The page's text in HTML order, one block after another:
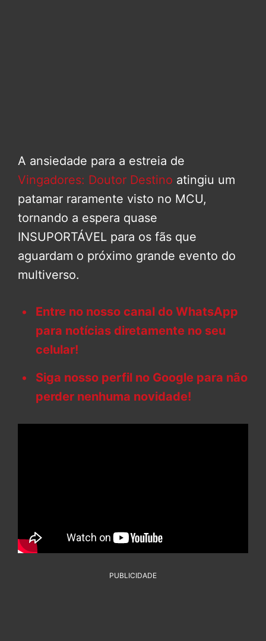
A ansiedade para a estreia de
Vingadores: Doutor Destino atingiu um
patamar raramente visto no MCU,
tornando a espera quase
INSUPORTÁVEL para os fãs que
aguardam o próximo grande evento do
multiverso.
Entre no nosso canal do WhatsApp
para notícias diretamente no seu
celular!
Siga nosso perfil no Google para não
perder nenhuma novidade!
PUBLICIDADE